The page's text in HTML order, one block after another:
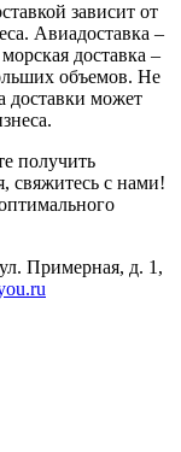
зависит от
Авиадоставка –
доставка –
объемов. Не
доставки может
получить
свяжитесь с нами!
Примерная, д. 1,